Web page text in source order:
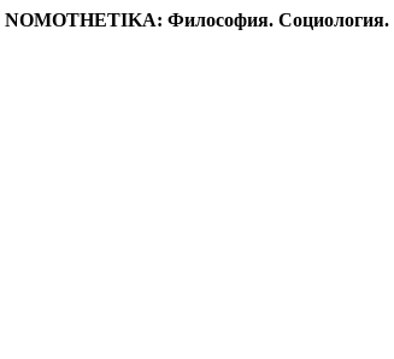
NOMOTHETIKA: Философия. Социология.